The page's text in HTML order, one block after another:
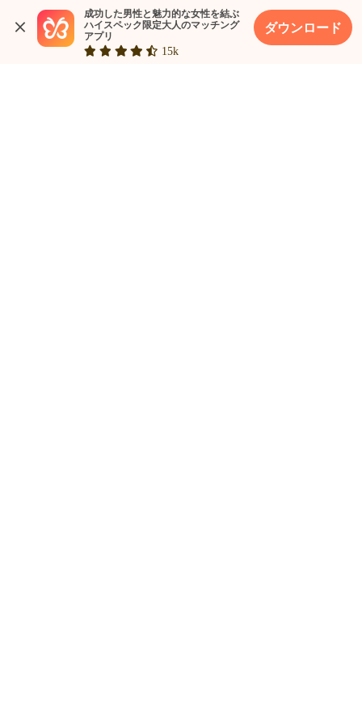
成功した男性と魅力的な女性を結ぶ
ハイスペック限定大人のマッチング
アプリ
15k
ダウンロード